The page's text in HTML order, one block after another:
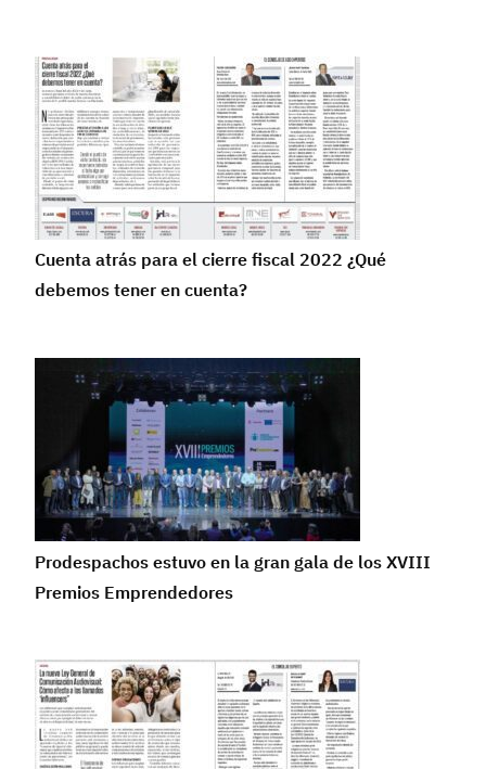
Cuenta atrás para el cierre fiscal 2022 ¿Qué
debemos tener en cuenta?
Prodespachos estuvo en la gran gala de los XVIII
Premios Emprendedores